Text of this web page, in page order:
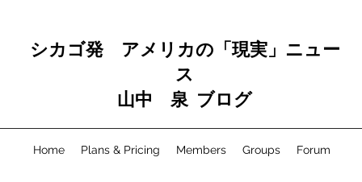
シカゴ発 アメリカの「現実」ニュー
ス
山中 泉 ブログ
Home Plans & Pricing Members Groups Forum